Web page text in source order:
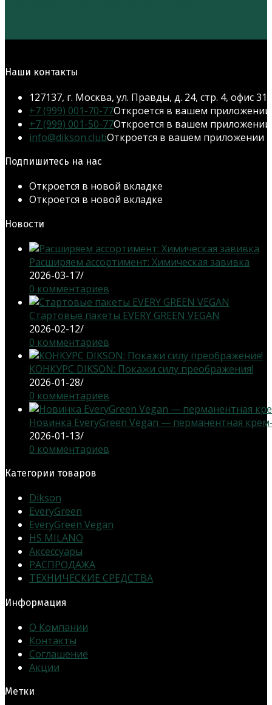
Наши контакты
127137, г. Москва, ул. Правды, д. 24, стр. 4, офис 317
+7 (999) 001-70-77Откроется в вашем приложении
+7 (999) 001-50-77Откроется в вашем приложении
info@dikson.clubОткроется в вашем приложении
Подпишитесь на нас
Откроется в новой вкладке
Откроется в новой вкладке
Новости
Расширяем ассортимент: Химическая завивка
2026-03-17/
0 комментариев
Стартовые пакеты EVERY GREEN VEGAN
2026-02-12/
0 комментариев
КОНКУРС DIKSON: Покажи силу преображения!
2026-01-28/
0 комментариев
Новинка EveryGreen Vegan — перманентная
2026-01-13/
0 комментариев
Категории товаров
Dikson
EveryGreen
EveryGreen Vegan
HS MILANO
Аксессуары
РАСПРОДАЖА
ТЕХНИЧЕСКИЕ СРЕДСТВА
Информация
О Компании
Контакты
Соглашение
Акции
Метки